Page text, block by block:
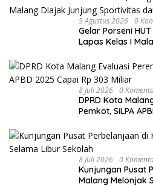
5 Agustus 2026 0
Gelar Porseni
Lapas Kelas I
8 Juli 2026 0
DPRD Kota
Pemkot, SiLPA
8 Juli 2026 0
Kunjungan Pusat
Malang Melonjak